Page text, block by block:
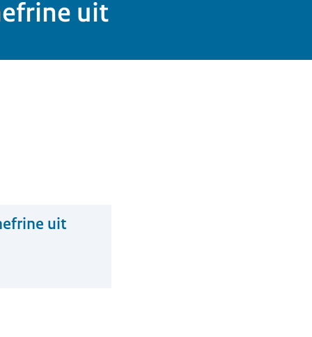
uit
uit